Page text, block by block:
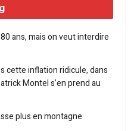
ans, mais on veut interdire
cette inflation ridicule, dans
Montel s’en prend au
plus en montagne